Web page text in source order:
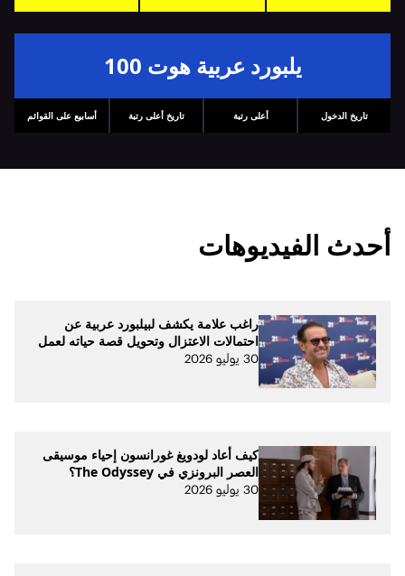
يلبورد عربية هوت 100
تاريخ الدخول أعلى رتبة تاريخ أعلى رتبة أسابيع على القوائم
أحدث الفيديوهات
راغب علامة يكشف لبيلبورد عربية عن
احتمالات الاعتزال وتحويل قصة حياته لعمل
30 يوليو 2026
كيف أعاد لودويغ غورانسون إحياء موسيقى
العصر البرونزي في The Odyssey؟
30 يوليو 2026